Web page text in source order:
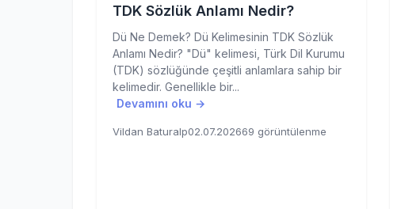
TDK Sözlük Anlamı Nedir?
Dü Ne Demek? Dü Kelimesinin TDK Sözlük
Anlamı Nedir? "Dü" kelimesi, Türk Dil Kurumu
(TDK) sözlüğünde çeşitli anlamlara sahip bir
kelimedir. Genellikle bir...
Devamını oku →
Vildan Baturalp02.07.202669 görüntülenme